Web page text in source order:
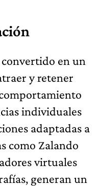
en un
y retener
individuales
adaptadas a
como Zalando
virtuales
generan un